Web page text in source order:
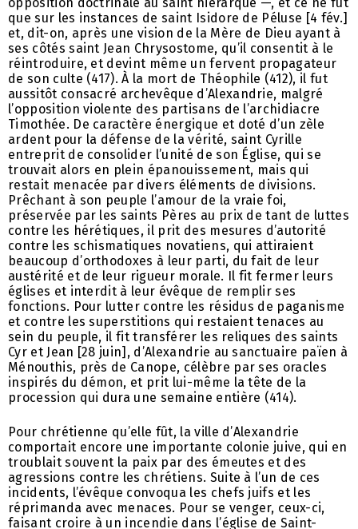
que sur les instances de saint Isidore de Péluse [4 fév.]
et, dit-on, après une vision de la Mère de Dieu ayant à
ses côtés saint Jean Chrysostome, qu’il consentit à le
réintroduire, et devint même un fervent propagateur
de son culte (417). À la mort de Théophile (412), il fut
aussitôt consacré archevêque d’Alexandrie, malgré
l’opposition violente des partisans de l’archidiacre
Timothée. De caractère énergique et doté d’un zèle
ardent pour la défense de la vérité, saint Cyrille
entreprit de consolider l’unité de son Église, qui se
trouvait alors en plein épanouissement, mais qui
restait menacée par divers éléments de divisions.
Prêchant à son peuple l’amour de la vraie foi,
préservée par les saints Pères au prix de tant de luttes
contre les hérétiques, il prit des mesures d’autorité
contre les schismatiques novatiens, qui attiraient
beaucoup d’orthodoxes à leur parti, du fait de leur
austérité et de leur rigueur morale. Il fit fermer leurs
églises et interdit à leur évêque de remplir ses
fonctions. Pour lutter contre les résidus de paganisme
et contre les superstitions qui restaient tenaces au
sein du peuple, il fit transférer les reliques des saints
Cyr et Jean [28 juin], d’Alexandrie au sanctuaire païen à
Ménouthis, près de Canope, célèbre par ses oracles
inspirés du démon, et prit lui-même la tête de la
procession qui dura une semaine entière (414).
Pour chrétienne qu’elle fût, la ville d’Alexandrie
comportait encore une importante colonie juive, qui en
troublait souvent la paix par des émeutes et des
agressions contre les chrétiens. Suite à l’un de ces
incidents, l’évêque convoqua les chefs juifs et les
réprimanda avec menaces. Pour se venger, ceux-ci,
faisant croire à un incendie dans l’église de Saint-